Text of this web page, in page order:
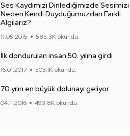
Ses Kaydımızı Dinlediğimizde Sesimizi
Neden Kendi Duyduğumuzdan Farklı
Algılarız?
11.05.2015 585.3K okundu.
İlk dondurulan insan 50. yılına girdi
16.01.2017 503.1K okundu.
70 yılın en büyük dolunayı geliyor
04.11.2016 493.8K okundu.